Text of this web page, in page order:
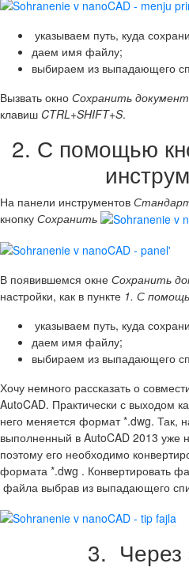
указываем путь, куда
даем имя файлу;
выбираем из выпадающего
Вызвать окно Сохранить документ
клавиш CTRL+SHIFT+S.
2. С помощью
На панели инструментов
кнопку Сохранить
В появившемся окне Сохранить
настройки, как в пункте 1. С
указываем путь, куда
даем имя файлу;
выбираем из выпадающего
Хочу немного рассказать о
AutoCAD. Практически с выходом
него меняется формат *.dwg.
выполненный в AutoCAD 2013 уже
поэтому его необходимо
формата *.dwg . Конвертировать
файла выбрав из выпадающего
3. Через